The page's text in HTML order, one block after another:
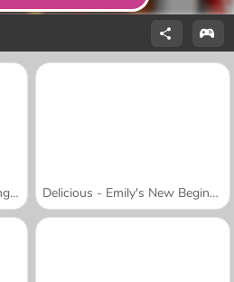
Magasin de Gâteaux : Boulangerie Delicious - Emily's New Beginning